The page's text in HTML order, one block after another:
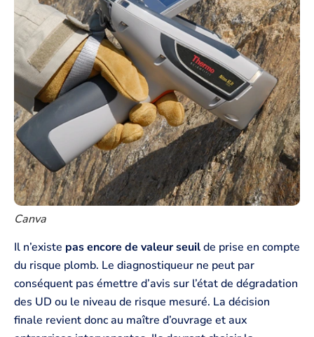
Canva
Il n’existe pas encore de valeur seuilde prise en compte
du risque plomb. Le diagnostiqueur ne peut par
conséquent pas émettre d’avis sur l’état de dégradation
des UD ou le niveau de risque mesuré. La décision
finale revient donc au maître d’ouvrage et aux